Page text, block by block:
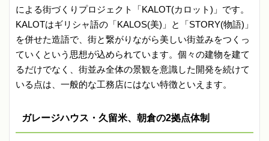
による街づくりプロジェクト「KALOT(カロット)」です。
KALOTはギリシャ語の「KALOS(美)」と「STORY(物語)」
を併せた造語で、街と繋がりながら美しい街並みをつくっ
ていくという思想が込められています。個々の建物を建て
るだけでなく、街並み全体の景観を意識した開発を続けて
いる点は、一般的な工務店にはない特徴といえます。
ガレージハウス・久留米、朝倉の2拠点体制